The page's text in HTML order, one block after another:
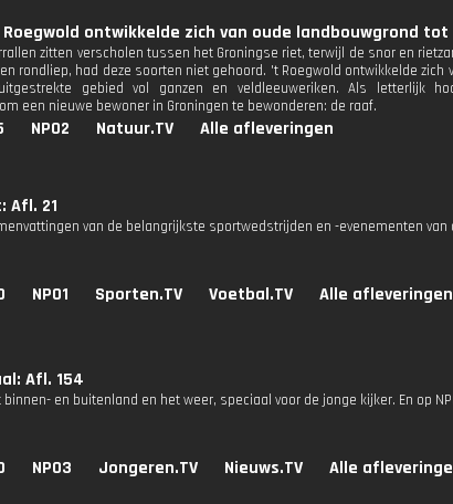
Roegwold ontwikkelde zich van oude landbouwgrond
zitten verscholen tussen het Groningse riet, terwijl de snor en
rondliep, had deze soorten niet gehoord. 't Roegwold ontwikkelde
gebied vol ganzen en veldleeuweriken. Als letterlijk
een nieuwe bewoner in Groningen te bewonderen: de raaf.
NPO2 Natuur.TV Alle afleveringen
Afl. 21
van de belangrijkste sportwedstrijden en -evenementen
NPO1 Sporten.TV Voetbal.TV Alle afleveringen
Afl. 154
en buitenland en het weer, speciaal voor de jonge kijker. En op
NPO3 Jongeren.TV Nieuws.TV Alle